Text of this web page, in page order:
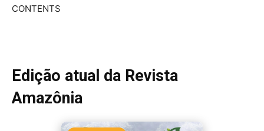
CONTENTS
Edição atual da Revista
Amazônia